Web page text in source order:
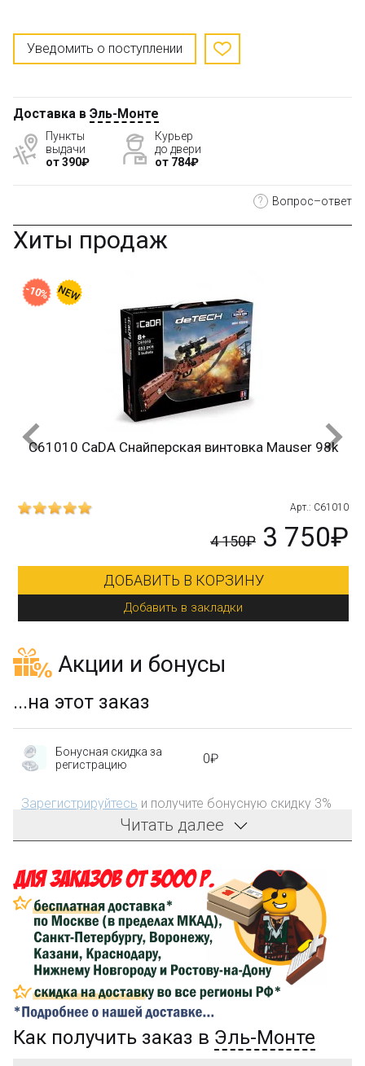
Уведомить о поступлении
Доставка в Эль-Монте
Пункты
выдачи
от 390₽
Курьер
до двери
от 784₽
? Вопрос–ответ
Хиты продаж
C61010 CaDA Снайперская винтовка Mauser 98k
Арт.: C61010
4 150₽ 3 750₽
ДОБАВИТЬ В КОРЗИНУ
Добавить в закладки
-10%
Акции и бонусы
...на этот заказ
Бонусная скидка за
регистрацию
0₽
Зарегистрируйтесь и получите бонусную скидку 3%
на первый заказ!
затрат на доставку
Сделайте заказ на сумму не менее 3 000₽, оплатите
его на карту Сбербанка и получите 150₽ на
компенсацию доставки.
...на следующий заказ
Золотая скидка
персональная
10%
Читать далее
Как получить заказ в Эль-Монте